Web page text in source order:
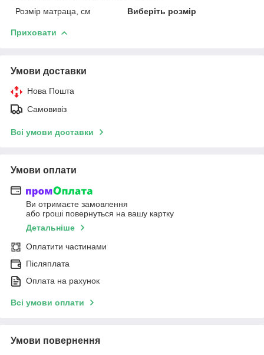
Розмір матраца, см
Виберіть розмір
Приховати
Умови доставки
Нова Пошта
Самовивіз
Всі умови доставки
Умови оплати
Ви отримаєте замовлення
або гроші повернуться на вашу картку
Детальніше
Оплатити частинами
Післяплата
Оплата на рахунок
Всі умови оплати
Умови повернення